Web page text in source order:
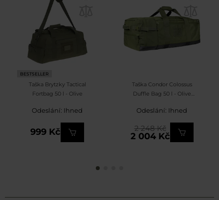
BESTSELLER
Taška Brytzky Tactical
Fortbag 50 l - Olive
Odeslání: Ihned
999 Kč
Taška Condor Colossus
Duffle Bag 50 l - Olive
Odeslání: Ihned
2 004 Kč
2 248 Kč